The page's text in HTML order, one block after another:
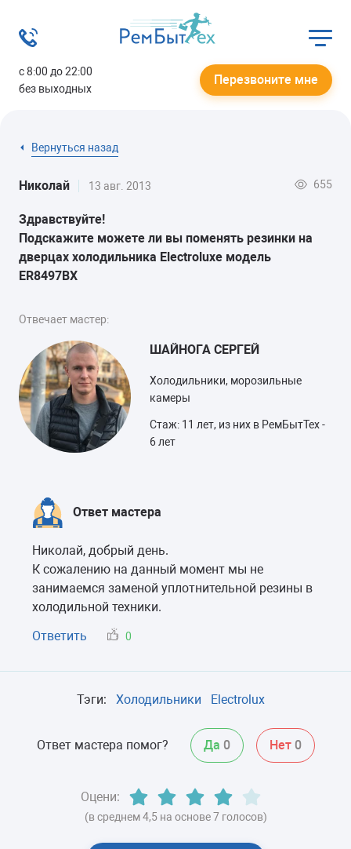
с 8:00 до 22:00
без выходных
Перезвоните мне
Вернуться назад
Николай 13 авг. 2013 655
Здравствуйте!
Подскажите можете ли вы поменять резинки на
дверцах холодильника Electroluxe модель
ER8497BX
Отвечает мастер:
ШАЙНОГА СЕРГЕЙ
Холодильники, морозильные
камеры
Стаж: 11 лет, из них в РемБытТех -
6 лет
Ответ мастера
Николай, добрый день.
К сожалению на данный момент мы не
занимаемся заменой уплотнительной резины в
холодильной техники.
Ответить
0
Тэги: Холодильники Electrolux
Ответ мастера помог? Да 0 Нет 0
Оцени:
(в среднем 4,5 на основе 7 голосов)